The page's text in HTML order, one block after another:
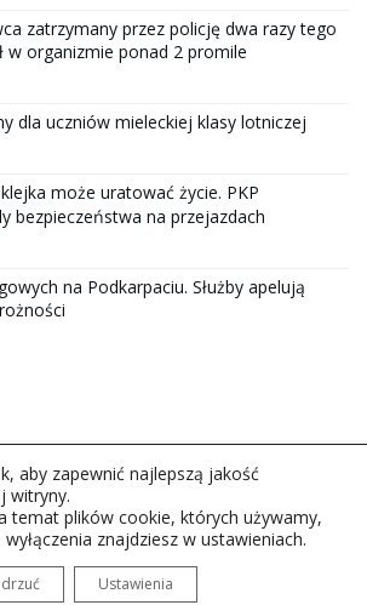
zatrzymany przez policję dwa razy tego
w organizmie ponad 2 promile
dla uczniów mieleckiej klasy lotniczej
może uratować życie. PKP
bezpieczeństwa na przejazdach
na Podkarpaciu. Służby apelują
Radio Rzeszów S.A. w likwidacj.
aby zapewnić najlepszą jakość
witryny.
temat plików cookie, których używamy,
znajdziesz w ustawieniach.
Ustawienia